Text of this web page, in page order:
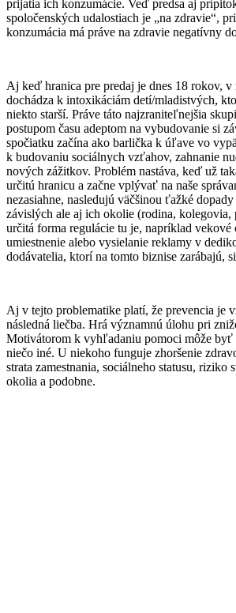
prijatia ich konzumácie. Veď predsa aj
spoločenských udalostiach je „na zdravie“,
konzumácia má práve na zdravie negatívny
Aj keď hranica pre predaj je dnes 18 rokov,
dochádza k intoxikáciám detí/mladistvých,
niekto starší. Práve táto najzraniteľnejšia
postupom času adeptom na vybudovanie si
spočiatku začína ako barlička k úľave vo
k budovaniu sociálnych vzťahov, zahnanie
nových zážitkov. Problém nastáva, keď už
určitú hranicu a začne vplývať na naše
nezasiahne, nasledujú väčšinou ťažké
závislých ale aj ich okolie (rodina,
určitá forma regulácie tu je, napríklad vekové
umiestnenie alebo vysielanie reklamy v
dodávatelia, ktorí na tomto biznise zarábajú,
Aj v tejto problematike platí, že prevencia je
následná liečba. Hrá významnú úlohu pri
Motivátorom k vyhľadaniu pomoci môže byť
niečo iné. U niekoho funguje zhoršenie
strata zamestnania, sociálneho statusu, riziko
okolia a podobne.